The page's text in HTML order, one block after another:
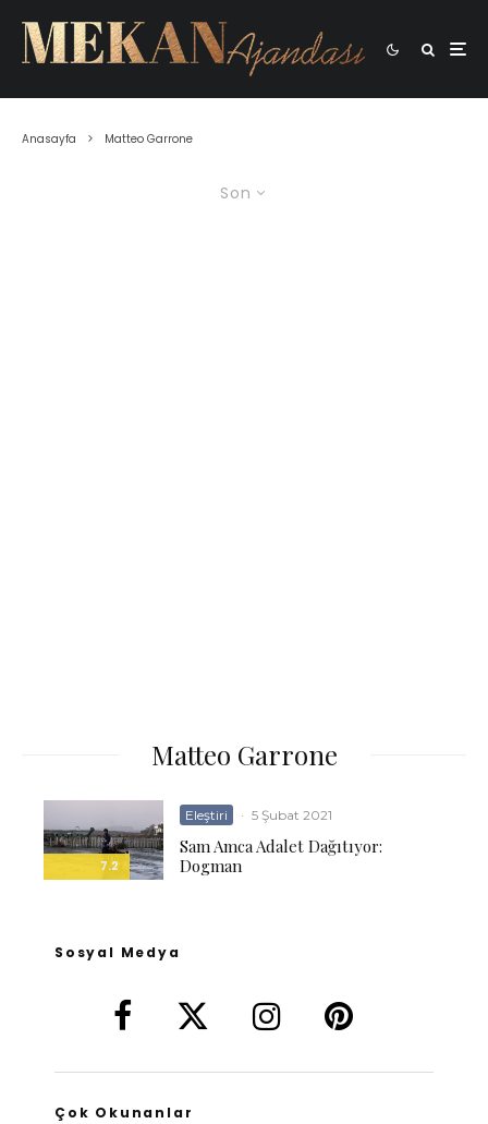
Anasayfa Matteo Garrone
Son
Matteo Garrone
7.2
Eleştiri · 5 Şubat 2021
Sam Amca Adalet Dağıtıyor:
Dogman
Sosyal Medya
Çok Okunanlar